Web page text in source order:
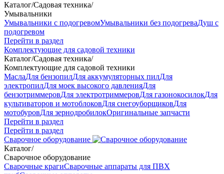
Каталог/Садовая техника/
Умывальники
Умывальники с подогревомУмывальники без подогреваДуш с
подогревом
Перейти в раздел
Комплектующие для садовой техники
Каталог/Садовая техника/
Комплектующие для садовой техники
МаслаДля бензопилДля аккумуляторных пилДля
электропилДля моек высокого давленияДля
бензотриммеровДля электротриммеровДля газонокосилокДля
культиваторов и мотоблоковДля снегоуборщиковДля
мотобуровДля зернодробилокОригинальные запчасти
Перейти в раздел
Перейти в раздел
Сварочное оборудование
Каталог/
Сварочное оборудование
Сварочные крагиСварочные аппараты для ПВХ